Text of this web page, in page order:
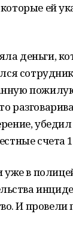
ей
деньги,
в
И провели